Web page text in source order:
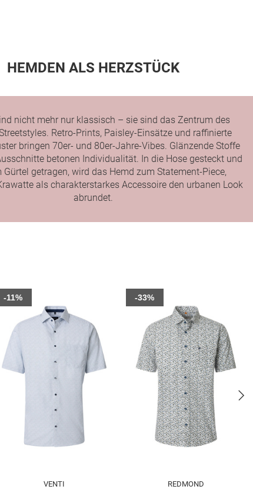
HEMDEN ALS HERZSTÜCK
nicht mehr nur klassisch – sie sind das Zentrum des
Retro-Prints, Paisley-Einsätze und raffinierte
bringen 70er- und 80er-Jahre-Vibes. Glänzende Stoffe
betonen Individualität. In die Hose gesteckt und
Gürtel getragen, wird das Hemd zum Statement-Piece,
als charakterstarkes Accessoire den urbanen Look
abrundet.
VENTI
-11%
REDMOND
-33%